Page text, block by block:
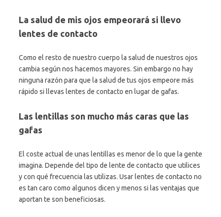
La salud de mis ojos empeorará si llevo
lentes de contacto
Como el resto de nuestro cuerpo la salud de nuestros ojos
cambia según nos hacemos mayores. Sin embargo no hay
ninguna razón para que la salud de tus ojos empeore más
rápido si llevas lentes de contacto en lugar de gafas.
Las lentillas son mucho más caras que las
gafas
El coste actual de unas lentillas es menor de lo que la gente
imagina. Depende del tipo de lente de contacto que utilices
y con qué frecuencia las utilizas. Usar lentes de contacto no
es tan caro como algunos dicen y menos si las ventajas que
aportan te son beneficiosas.